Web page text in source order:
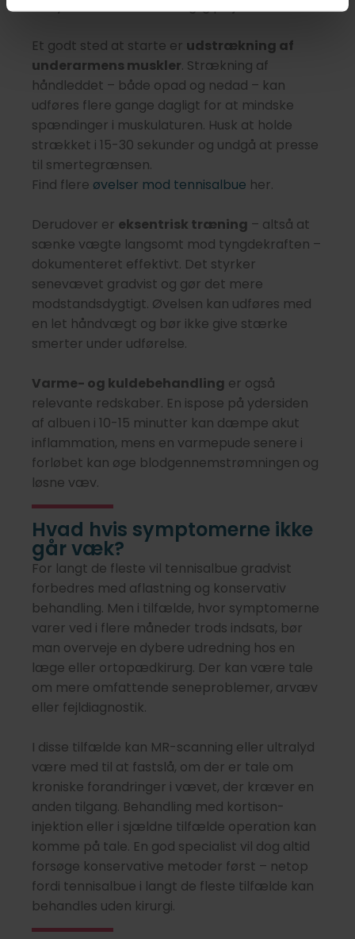
Et godt sted at starte er udstrækning af
underarmens muskler. Strækning af
håndleddet – både opad og nedad – kan
udføres flere gange dagligt for at mindske
spændinger i muskulaturen. Husk at holde
strækket i 15-30 sekunder og undgå at presse
til smertegrænsen.
Find flere øvelser mod tennisalbue her.
Derudover er eksentrisk træning – altså at
sænke vægte langsomt mod tyngdekraften –
dokumenteret effektivt. Det styrker
senevævet gradvist og gør det mere
modstandsdygtigt. Øvelsen kan udføres med
en let håndvægt og bør ikke give stærke
smerter under udførelse.
Varme- og kuldebehandling er også
relevante redskaber. En ispose på ydersiden
af albuen i 10-15 minutter kan dæmpe akut
inflammation, mens en varmepude senere i
forløbet kan øge blodgennemstrømningen og
løsne væv.
Hvad hvis symptomerne ikke
går væk?
For langt de fleste vil tennisalbue gradvist
forbedres med aflastning og konservativ
behandling. Men i tilfælde, hvor symptomerne
varer ved i flere måneder trods indsats, bør
man overveje en dybere udredning hos en
læge eller ortopædkirurg. Der kan være tale
om mere omfattende seneproblemer, arvæv
eller fejldiagnostik.
I disse tilfælde kan MR-scanning eller ultralyd
være med til at fastslå, om der er tale om
kroniske forandringer i vævet, der kræver en
anden tilgang. Behandling med kortison-
injektion eller i sjældne tilfælde operation kan
komme på tale. En god specialist vil dog altid
forsøge konservative metoder først – netop
fordi tennisalbue i langt de fleste tilfælde kan
behandles uden kirurgi.